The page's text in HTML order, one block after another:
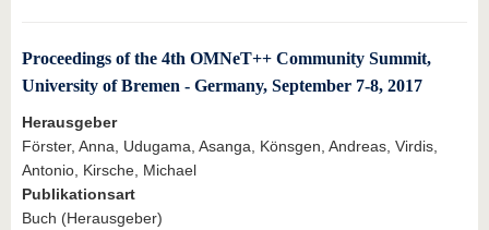
Proceedings of the 4th OMNeT++ Community Summit,
University of Bremen - Germany, September 7-8, 2017
Herausgeber
Förster, Anna, Udugama, Asanga, Könsgen, Andreas, Virdis,
Antonio, Kirsche, Michael
Publikationsart
Buch (Herausgeber)